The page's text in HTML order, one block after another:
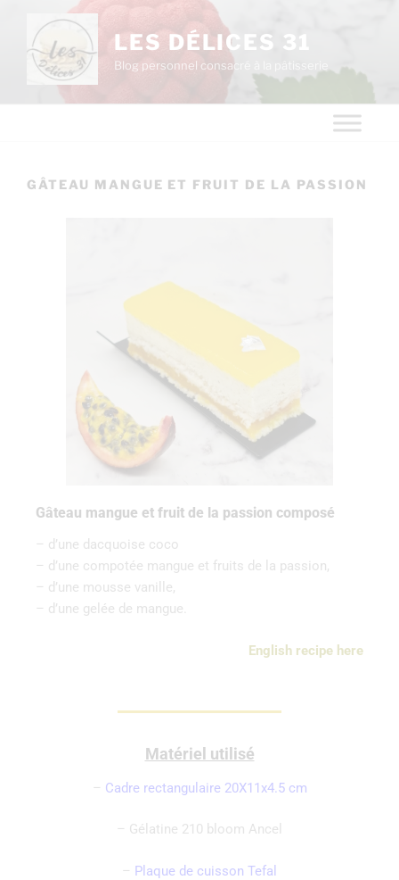
LES DÉLICES 31
Blog personnel consacré à la pâtisserie
GÂTEAU MANGUE ET FRUIT DE LA PASSION
Gâteau mangue et fruit de la passion composé
– d’une dacquoise coco
– d’une compotée mangue et fruits de la passion,
– d’une mousse vanille,
– d’une gelée de mangue.
English recipe here
Matériel utilisé
– Cadre rectangulaire 20X11x4.5 cm
– Gélatine 210 bloom Ancel
– Plaque de cuisson Tefal